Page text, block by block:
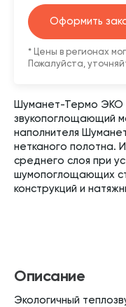
Оформить
* Цены в регионах
Пожалуйста,
Шуманет-Термо ЭКО
звукопоглощающий
наполнителя
нетканого полотна.
среднего слоя при
шумопоглощающих
конструкций и
Описание
Экологичный